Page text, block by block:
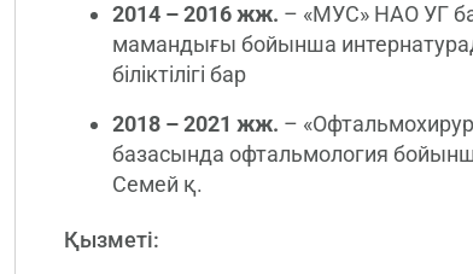
2014 – 2016 жж. – «МУС» НАО УГ
мамандығы бойынша
біліктілігі бар
2018 – 2021 жж. –
базасында офтальмология
Семей қ.
Қызметі: